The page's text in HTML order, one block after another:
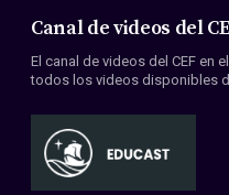
Canal de videos del
El canal de videos del CEF en
todos los videos disponibles